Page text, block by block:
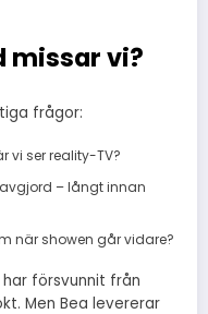
missar vi?
frågor:
vi ser reality-TV?
– långt innan
när showen går vidare?
försvunnit från
Men Bea levererar